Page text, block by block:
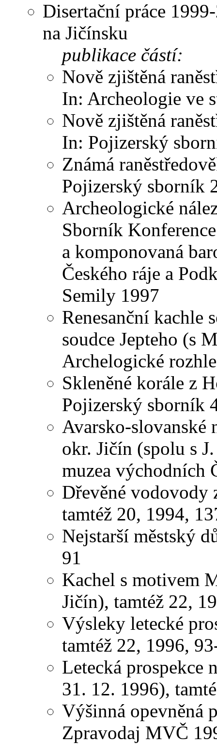
Disertační práce
na Jičínsku
publikace částí:
Nově zjištěná
In: Archeologie ve
Nově zjištěná
In: Pojizerský
Známá
Pojizerský sborník
Archeologické
Sborník
a komponovaná
Českého ráje a
Semily 1997
Renesanční kachle
soudce Jepteho (s
Archelogické
Skleněné korále z
Pojizerský sborník
Avarsko-slovanské
okr. Jičín (spolu s
muzea východních
Dřevěné vodovody
tamtéž 20, 1994,
Nejstarší městský
91
Kachel s motivem
Jičín), tamtéž 22,
Výsleky letecké
tamtéž 22, 1996,
Letecká prospekce
31. 12. 1996),
Výšinná opevněná
Zpravodaj MVČ